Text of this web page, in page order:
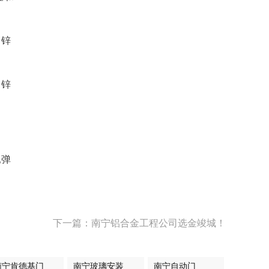
下一篇：南宁铝合金工程公司选金竣城！
宁肯德基门 南宁玻璃安装 南宁自动门